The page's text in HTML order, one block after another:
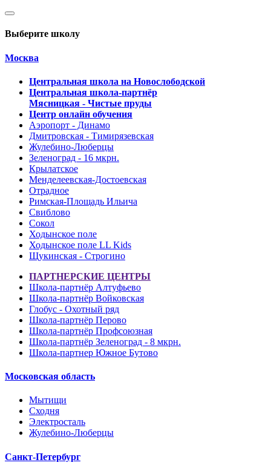
Выберите школу
Москва
Центральная школа на Новослободской
Центральная школа-партнёр
Мясницкая - Чистые пруды
Центр онлайн обучения
Аэропорт - Динамо
Дмитровская - Тимирязевская
Жулебино-Люберцы
Зеленоград - 16 мкрн.
Крылатское
Менделеевская-Достоевская
Отрадное
Римская-Площадь Ильича
Свиблово
Сокол
Ходынское поле
Ходынское поле LL Kids
Щукинская - Строгино
ПАРТНЕРСКИЕ ЦЕНТРЫ
Школа-партнёр Алтуфьево
Школа-партнёр Войковская
Глобус - Охотный ряд
Школа-партнёр Перово
Школа-партнёр Профсоюзная
Школа-партнёр Зеленоград - 8 мкрн.
Школа-партнер Южное Бутово
Московская область
Мытищи
Сходня
Электросталь
Жулебино-Люберцы
Санкт-Петербург